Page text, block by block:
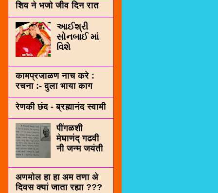
शिव ने भजो जीव दिन रात
આઈશ્રી
સોનબાઈ માં
વિશે
कामप्रजाळण नाच करे :
रचना :- दुला भाया काग
रेणकी छंद - ब्रह्मानंद स्वामी
पींगळशी
मेघाणंद् गढवी
नी जन्म जयंती
अणमोल हा हा अम तणा अे
दिवस क्यां जाता रह्या ???